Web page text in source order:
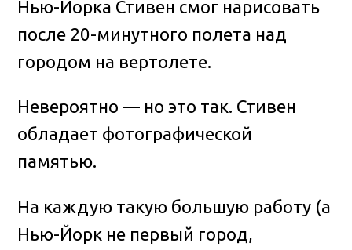
Нью-Йорка Стивен смог нарисовать
после 20-минутного полета над
городом на вертолете.
Невероятно — но это так. Стивен
обладает фотографической
памятью.
На каждую такую большую работу (а
Нью-Йорк не первый город,